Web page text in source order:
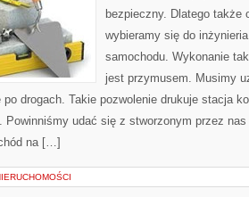
bezpieczny. Dlatego także
wybieramy się do
samochodu. Wykonanie
jest przymusem. Musimy
drogach. Takie pozwolenie drukuje stacja
Powinniśmy udać się z stworzonym przez
na […]